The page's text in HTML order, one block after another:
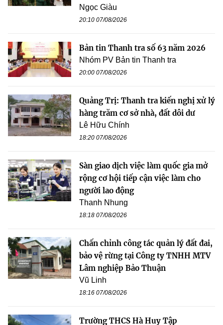
Ngọc Giàu
20:10 07/08/2026
Bản tin Thanh tra số 63 năm 2026
Nhóm PV Bản tin Thanh tra
20:00 07/08/2026
Quảng Trị: Thanh tra kiến nghị xử lý
hàng trăm cơ sở nhà, đất dôi dư
Lê Hữu Chính
18:20 07/08/2026
Sàn giao dịch việc làm quốc gia mở
rộng cơ hội tiếp cận việc làm cho
người lao động
Thanh Nhung
18:18 07/08/2026
Chấn chỉnh công tác quản lý đất đai,
bảo vệ rừng tại Công ty TNHH MTV
Lâm nghiệp Bảo Thuận
Vũ Linh
18:16 07/08/2026
Trường THCS Hà Huy Tập